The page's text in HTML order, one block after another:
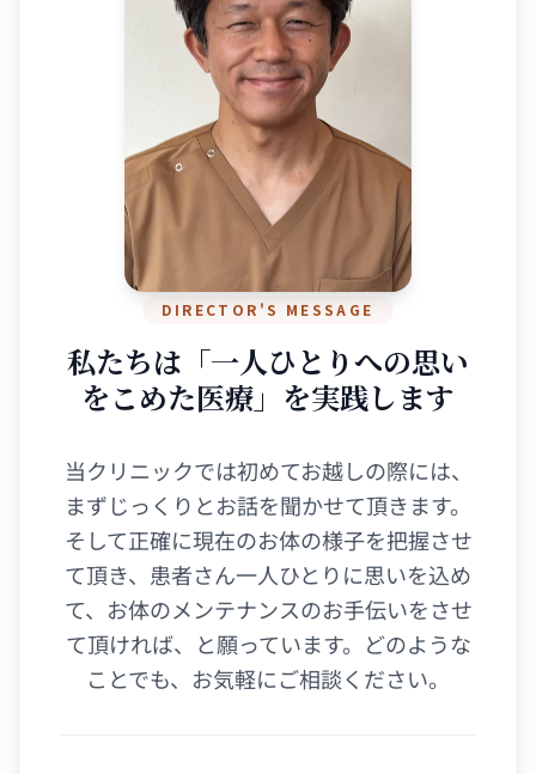
DIRECTOR'S MESSAGE
私たちは「一人ひとりへの思い
をこめた医療」を実践します
当クリニックでは初めてお越しの際には、
まずじっくりとお話を聞かせて頂きます。
そして正確に現在のお体の様子を把握させ
て頂き、患者さん一人ひとりに思いを込め
て、お体のメンテナンスのお手伝いをさせ
て頂ければ、と願っています。どのような
ことでも、お気軽にご相談ください。